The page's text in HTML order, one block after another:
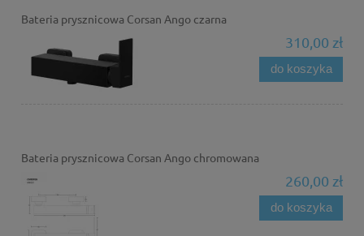
Bateria prysznicowa Corsan Ango czarna
310,00 zł
do koszyka
Bateria prysznicowa Corsan Ango chromowana
260,00 zł
do koszyka